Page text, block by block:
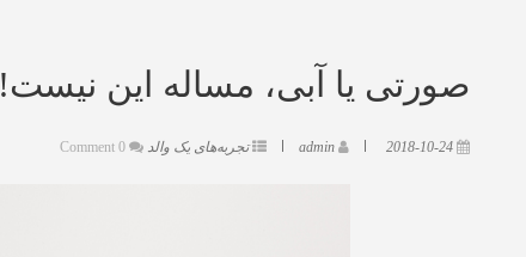
صورتی یا آبی، مساله این نیست!
2018-10-24
admin تجربه‌های یک والد 0 Comment